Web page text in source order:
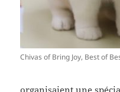
Chivas of Bring Joy, Best of
organisaient une